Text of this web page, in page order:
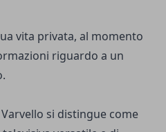
vita privata, al momento
riguardo a un
si distingue come